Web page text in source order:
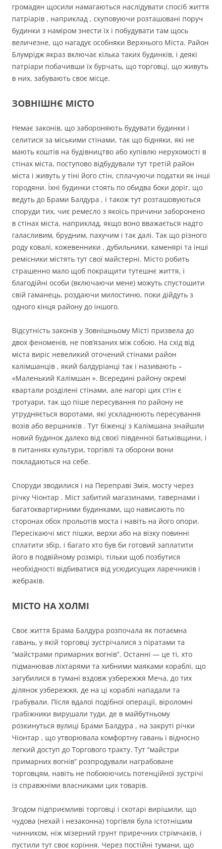
громадян щосили намагаються наслідувати спосіб життя
патріарів , наприклад , скуповуючи розташовані поруч
будинки з наміром знести їх і побудувати там щось
величезне, що нагадує особняки Верхнього Міста. Район
Блумрідж якраз включає кілька таких будинків, і деякі
патріари побачивши їх бурчать, що торговці, що живуть
в них, забувають своє місце.
ЗОВНІШНЄ МІСТО
Немає законів, що забороняють будувати будинки і
селитися за міськими стінами, так що бідняки, які не
мають коштів на будівництво або купівлю нерухомості в
стінах міста, поступово відбудували тут третій район
міста і живуть у тіні його стін, сплачуючи податки як інші
городяни. Їхні будинки стоять по обидва боки доріг, що
ведуть до Брами Балдура , і також тут розташовуються
споруди тих, чиє ремесло з якоїсь причини заборонено
в стінах міста, наприклад, якщо воно вважається надто
галасливим, брудним, пахучим і так далі. Так що різного
роду ковалі, кожевенники , дубильники, каменярі та інші
ремісники містять тут свої майстерні. Місто робить
страшенно мало щоб покращити тутешнє життя, і
благодійні особи (включаючи мене) можуть спустошити
свій гаманець, роздаючи милостиню, поки дійдуть з
одного кінця району до іншого.
Відсутність законів у Зовнішньому Місті призвела до
двох феноменів, не пов’язаних між собою. На схід від
міста виріс невеликий оточений стінами район
калімшанців , який балдуріанці так і називають –
«Маленький Калімшан ». Всередині району окремі
квартали розділені стінами, але нагорі цих стін є
тротуари, так що піше пересування по району не
утрудняється воротами, які ускладнюють пересування
возів або вершників . Тут біженці з Калімшана знайшли
новий будинок далеко від своєї південної батьківщини, і
в питаннях культури, торгівлі та оборони вони
покладаються на себе.
Споруди зводилися і на Переправі Змія, мосту через
річку Чіонтар . Міст забитий магазинами, тавернами і
багатоквартирними будинками, що нависають по
сторонах обох прольотів моста і навіть на його опори.
Пересікаючі міст пішки, верхи або на візку повинні
сплатити збір, і багато хто був би готовий заплатити
його в подвійному розмірі, тільки щоб позбутися
необхідності відбиватися від усюдисущих ларечників і
жебраків.
МІСТО НА ХОЛМІ
Своє життя Брама Балдура розпочала як потаємна
гавань, у якій торговці зустрічалися з піратами та
“майстрами примарних вогнів”. Останні — це ті, хто
підманював ліхтарями та хибними маяками кораблі, що
загубилися в тумані вздовж узбережжя Меча, до тих
ділянок узбережжя, де на ці кораблі нападали та
грабували. Після вдалої подібної операції, віроломні
грабіжники вирушали туди, де в майбутньому
розкинуться вулиці Брами Балдура , на закруті річки
Чіонтар , що утворювала комфортну гавань і відносно
легкий доступ до Торгового тракту. Тут “майстри
примарних вогнів” розпродували награбоване
торговцям, навіть не побоюючись потенційної зустрічі
із справжніми власниками цих товарів.
Згодом підприємливі торговці і скотарі вирішили, що
чудова (нехай і незаконна) торгівля була істотнішим
чинником, ніж мізерний грунт приречних стрімчаків, і
пустили тут своє коріння. Через постійні тумани, що